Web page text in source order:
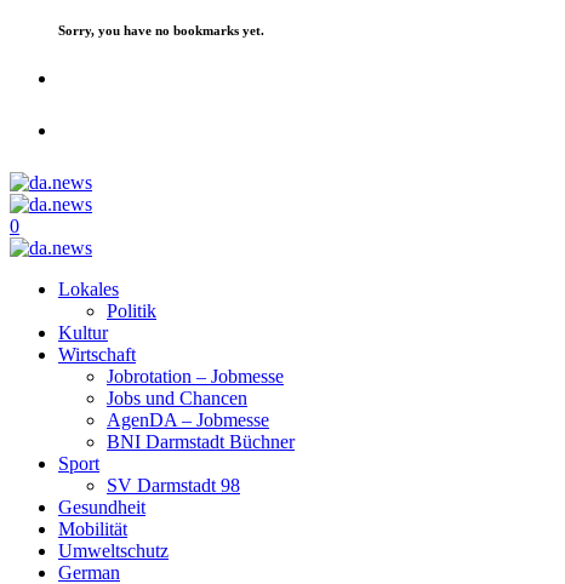
Sorry, you have no bookmarks yet.
0
Lokales
Politik
Kultur
Wirtschaft
Jobrotation – Jobmesse
Jobs und Chancen
AgenDA – Jobmesse
BNI Darmstadt Büchner
Sport
SV Darmstadt 98
Gesundheit
Mobilität
Umweltschutz
German